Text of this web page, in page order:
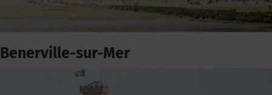
Benerville-sur-Mer